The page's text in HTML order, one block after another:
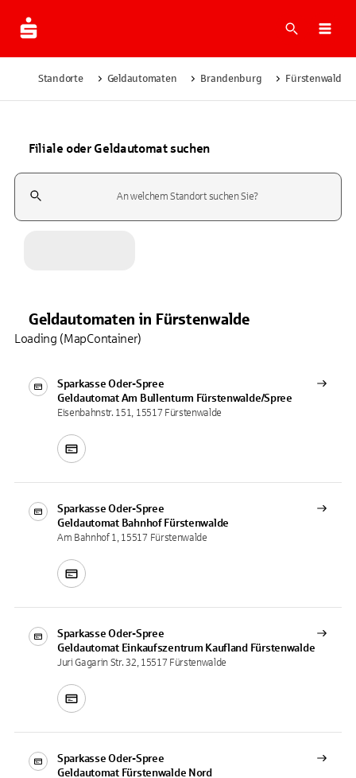
Suche
Standorte Geldautomaten Brandenburg Fürstenwalde
Filiale oder Geldautomat suchen
Suchfeld
Geldautomaten in Fürstenwalde
Sparkasse Oder-Spree
Geldautomat Am Bullenturm Fürstenwalde/Spree
Eisenbahnstr. 151, 15517 Fürstenwalde
Sparkasse Oder-Spree
Geldautomat Bahnhof Fürstenwalde
Am Bahnhof 1, 15517 Fürstenwalde
Sparkasse Oder-Spree
Geldautomat Einkaufszentrum Kaufland Fürstenwalde
Juri Gagarin Str. 32, 15517 Fürstenwalde
Sparkasse Oder-Spree
Geldautomat Fürstenwalde Nord
Loading (MapContainer)